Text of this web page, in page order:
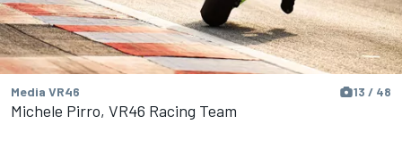
Media VR46 13 / 48
Michele Pirro, VR46 Racing Team